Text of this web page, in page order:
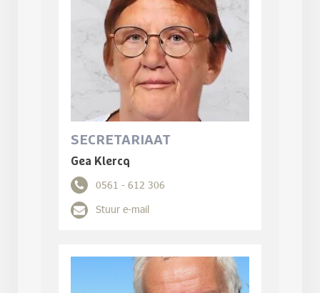
SECRETARIAAT
Gea Klercq
0561 - 612 306
Stuur e-mail